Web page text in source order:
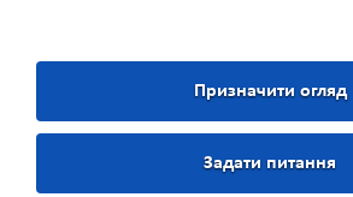
Призначити огляд
Задати питання